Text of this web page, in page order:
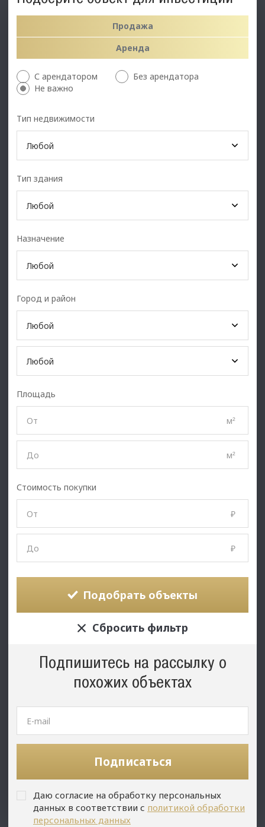
Продажа
Аренда
С арендатором
Без арендатора
Не важно
Тип недвижимости
Любой
Тип здания
Любой
Назначение
Любой
Город и район
Любой
Любой
Площадь
м²
м²
Стоимость покупки
₽
₽
Подобрать объекты
Сбросить фильтр
Подпишитесь на рассылку о
похожих объектах
Подписаться
Даю согласие на обработку персональных
данных в соответствии с политикой обработки
персональных данных